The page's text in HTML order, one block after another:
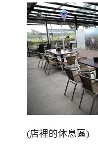
(店裡的休息區)